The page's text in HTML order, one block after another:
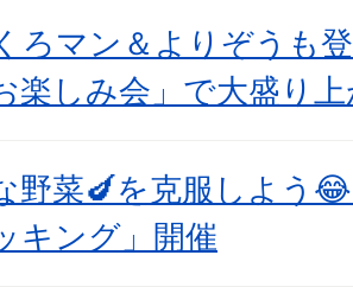
ろマン＆よりぞうも
楽しみ会」で大盛り
野菜🍆を克服しよう
キング」開催